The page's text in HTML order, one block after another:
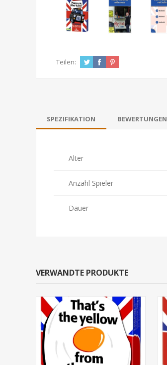
Teilen:
SPEZIFIKATION BEWERTUNGEN
Alter
Anzahl Spieler
Dauer
VERWANDTE PRODUKTE